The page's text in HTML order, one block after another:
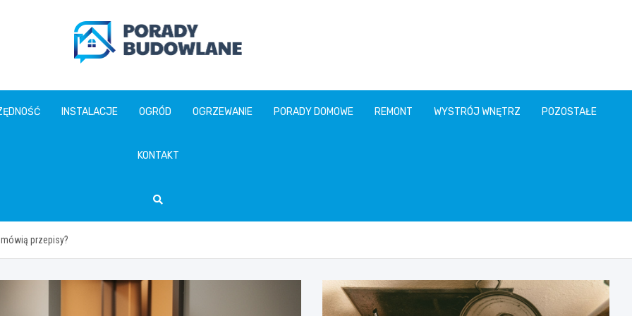
poradybudowlane.pl
INSTALACJE OGRÓD OGRZEWANIE PORADY DOMOWE REMONT WYSTRÓJ WNĘTRZ POZOSTAŁE
KONTAKT
przepisy?